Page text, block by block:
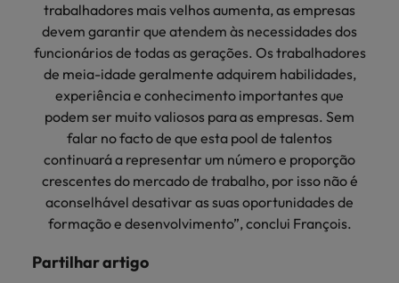
trabalhadores mais velhos aumenta, as empresas
devem garantir que atendem às necessidades dos
funcionários de todas as gerações. Os trabalhadores
de meia-idade geralmente adquirem habilidades,
experiência e conhecimento importantes que
podem ser muito valiosos para as empresas. Sem
falar no facto de que esta pool de talentos
continuará a representar um número e proporção
crescentes do mercado de trabalho, por isso não é
aconselhável desativar as suas oportunidades de
formação e desenvolvimento”, conclui François.
Partilhar artigo